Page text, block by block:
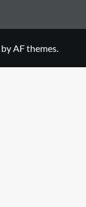
by AF themes.